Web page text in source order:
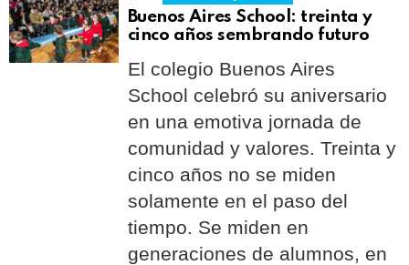
Buenos Aires School: treinta y
cinco años sembrando futuro
El colegio Buenos Aires
School celebró su aniversario
en una emotiva jornada de
comunidad y valores. Treinta y
cinco años no se miden
solamente en el paso del
tiempo. Se miden en
generaciones de alumnos, en